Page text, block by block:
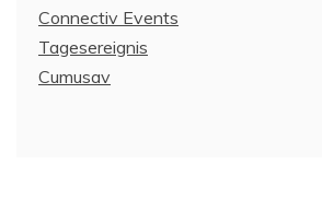
Connectiv Events
Tagesereignis
Cumusav